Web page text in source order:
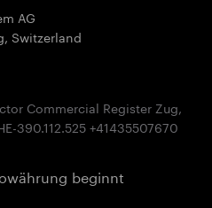
AG
, Switzerland
Commercial Register Zug,
beginnt